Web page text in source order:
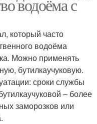
водоёма с
который часто
водоёма
Можно применять
бутилкаучуковую.
сроки службы
– более
заморозков или